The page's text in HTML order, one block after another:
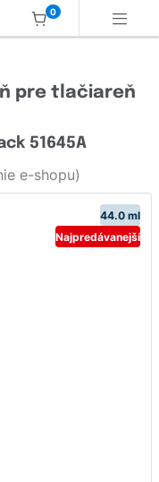
0
pre tlačiareň
44.0 ml
Najpredávanejší
51645A
e-shopu)